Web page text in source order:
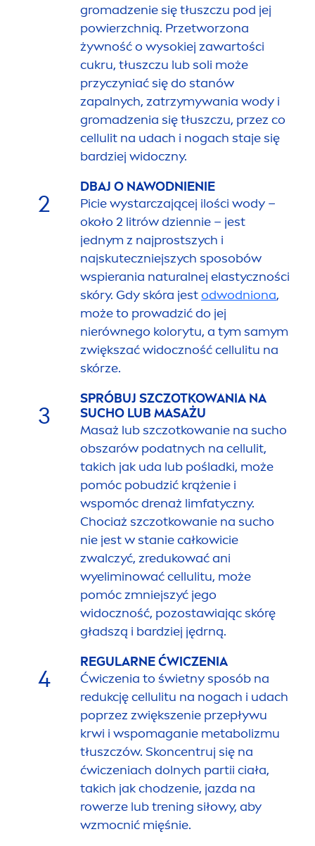
gromadzenie się tłuszczu pod jej
powierzchnią. Przetworzona
żywność o wysokiej zawartości
cukru, tłuszczu lub soli może
przyczyniać się do stanów
zapalnych, zatrzymywania wody i
gromadzenia się tłuszczu, przez co
cellulit na udach i nogach staje się
bardziej widoczny.
2
DBAJ O NAWODNIENIE
Picie wystarczającej ilości wody –
około 2 litrów dziennie – jest
jednym z najprostszych i
najskuteczniejszych sposobów
wspierania naturalnej elastyczności
skóry. Gdy skóra jestodwodniona,
może to prowadzić do jej
nierównego kolorytu, a tym samym
zwiększać widoczność cellulitu na
skórze.
3
SPRÓBUJ SZCZOTKOWANIA NA
SUCHO LUB MASAŻU
Masaż lub szczotkowanie na sucho
obszarów podatnych na cellulit,
takich jak uda lub pośladki, może
pomóc pobudzić krążenie i
wspomóc drenaż limfatyczny.
Chociaż szczotkowanie na sucho
nie jest w stanie całkowicie
zwalczyć, zredukować ani
wyeliminować cellulitu, może
pomóc zmniejszyć jego
widoczność, pozostawiając skórę
gładszą i bardziej jędrną.
4
REGULARNE ĆWICZENIA
Ćwiczenia to świetny sposób na
redukcję cellulitu na nogach i udach
poprzez zwiększenie przepływu
krwi i wspomaganie metabolizmu
tłuszczów. Skoncentruj się na
ćwiczeniach dolnych partii ciała,
takich jak chodzenie, jazda na
rowerze lub trening siłowy, aby
wzmocnić mięśnie.